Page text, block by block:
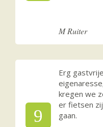
M Ruiter
9
Erg
kregen we
er fietsen
gaan.